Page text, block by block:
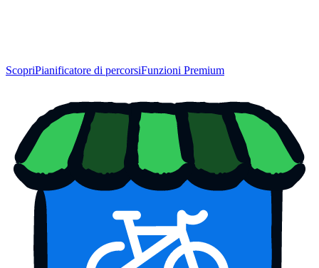
ScopriPianificatore di percorsiFunzioni Premium